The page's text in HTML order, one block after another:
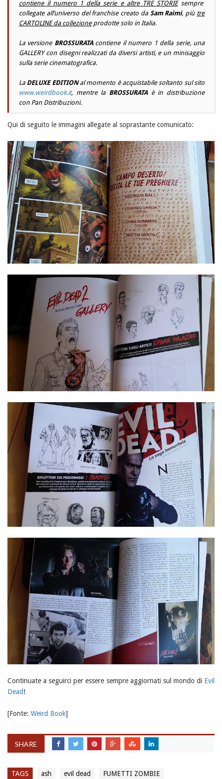
contiene il numero 1 della serie e altre TRE STORIEsempre
collegate all’universo delfranchisecreato da Sam Raimi, più tre
CARTOLINE da collezioneprodotte solo in Italia.
La versione BROSSURATAcontiene il numero 1 della serie, una
GALLERY con disegni realizzati da diversi artisti, e un minisaggio
sulla serie cinematografica.
La DELUXE EDITIONal momento è acquistabile soltanto sul sito
www.weirdbook.it, mentre la BROSSURATAè in distribuzione
con Pan Distribuzioni.
Qui di seguito le immagini allegate al soprastante comunicato:
Continuate a seguirci per essere sempre aggiornati sul mondo di Evil
Dead!
[Fonte: Weird Book]
SHARE
TAGS ash evil dead FUMETTI ZOMBIE